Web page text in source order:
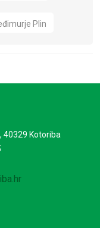
Plin
40329 Kotoriba